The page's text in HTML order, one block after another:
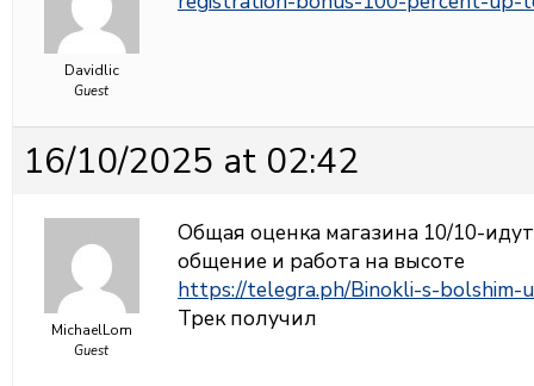
Davidlic
Guest
16/10/2025 at 02:42
MichaelLom
Guest
Общая оценка магазина 10/10-
общение и работа на высоте
https://telegra.ph/Binokli-s-bolshim-
Трек получил